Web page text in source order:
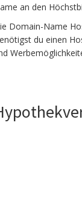
an den
Domain-Name
du einen